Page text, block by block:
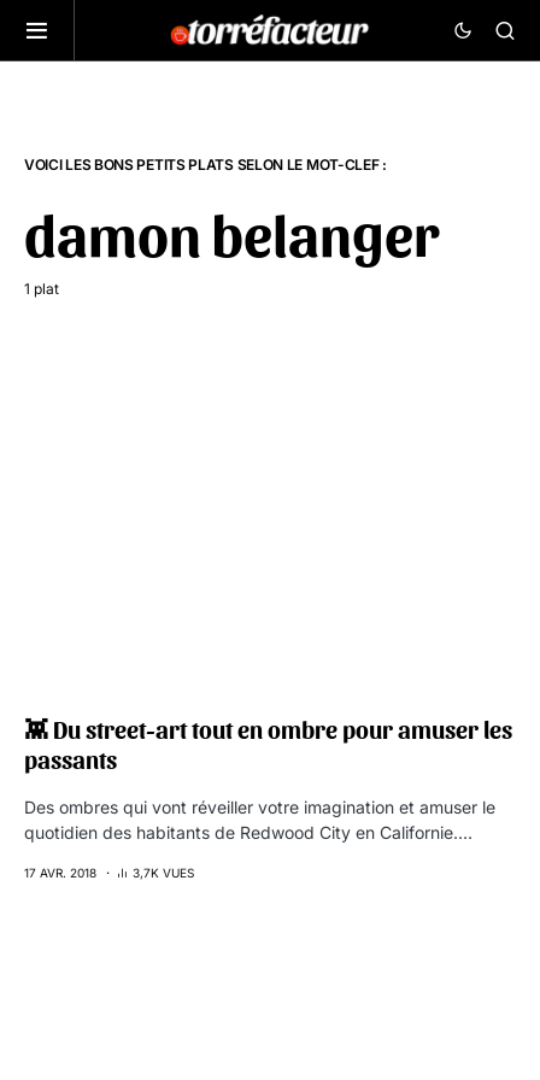
VOICI LES BONS PETITS PLATS SELON LE MOT-CLEF :
damon belanger
1 plat
👾 Du street-art tout en ombre pour amuser les
passants
Des ombres qui vont réveiller votre imagination et amuser le
quotidien des habitants de Redwood City en Californie.…
17 AVR. 2018 3,7K VUES